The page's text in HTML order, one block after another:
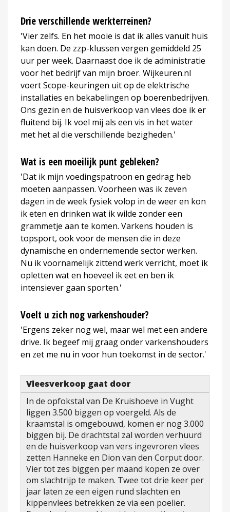
Drie verschillende werkterreinen?
'Vier zelfs. En het mooie is dat ik alles vanuit huis
kan doen. De zzp-klussen vergen gemiddeld 25
uur per week. Daarnaast doe ik de administratie
voor het bedrijf van mijn broer. Wijkeuren.nl
voert Scope-keuringen uit op de elektrische
installaties en bekabelingen op boerenbedrijven.
Ons gezin en de huisverkoop van vlees doe ik er
fluitend bij. Ik voel mij als een vis in het water
met het al die verschillende bezigheden.'
Wat is een moeilijk punt gebleken?
'Dat ik mijn voedingspatroon en gedrag heb
moeten aanpassen. Voorheen was ik zeven
dagen in de week fysiek volop in de weer en kon
ik eten en drinken wat ik wilde zonder een
grammetje aan te komen. Varkens houden is
topsport, ook voor de mensen die in deze
dynamische en ondernemende sector werken.
Nu ik voornamelijk zittend werk verricht, moet ik
opletten wat en hoeveel ik eet en ben ik
intensiever gaan sporten.'
Voelt u zich nog varkenshouder?
'Ergens zeker nog wel, maar wel met een andere
drive. Ik begeef mij graag onder varkenshouders
en zet me nu in voor hun toekomst in de sector.'
Vleesverkoop gaat door
In de opfokstal van De Kruishoeve in Vught
liggen 3.500 biggen op voergeld. Als de
kraamstal is omgebouwd, komen er nog 3.000
biggen bij. De drachtstal zal worden verhuurd
en de huisverkoop van vers ingevroren vlees
zetten Hanneke en Dion van den Corput door.
Vier tot zes biggen per maand kopen ze over
om slachtrijp te maken. Twee tot drie keer per
jaar laten ze een eigen rund slachten en
kippenvlees betrekken ze via een poelier.